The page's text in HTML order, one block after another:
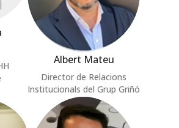
Albert Mateu
Director de Relacions
Institucionals del Grup Griñó